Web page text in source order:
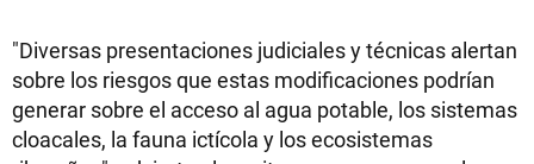
"Diversas presentaciones judiciales y técnicas alertan
sobre los riesgos que estas modificaciones podrían
generar sobre el acceso al agua potable, los sistemas
cloacales, la fauna ictícola y los ecosistemas